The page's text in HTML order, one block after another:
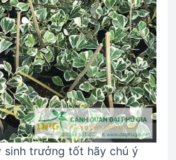
sinh trưởng tốt hãy chú ý